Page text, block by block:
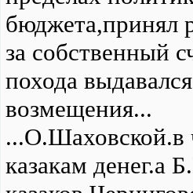
бюджета,принял
за собственный
похода
возмещения...
...О.Шаховской.в
казакам денег.а